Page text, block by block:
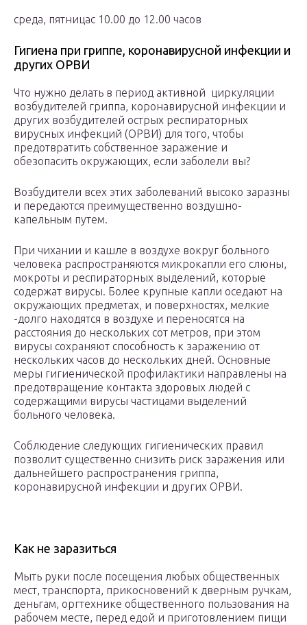
среда, пятницас 10.00 до 12.00 часов
Гигиена при гриппе, коронавирусной инфекции и
других ОРВИ
Что нужно делать в период активной циркуляции
возбудителей гриппа, коронавирусной инфекции и
других возбудителей острых респираторных
вирусных инфекций (ОРВИ) для того, чтобы
предотвратить собственное заражение и
обезопасить окружающих, если заболели вы?
Возбудители всех этих заболеваний высоко заразны
и передаются преимущественно воздушно-
капельным путем.
При чихании и кашле в воздухе вокруг больного
человека распространяются микрокапли его слюны,
мокроты и респираторных выделений, которые
содержат вирусы. Более крупные капли оседают на
окружающих предметах, и поверхностях, мелкие
-долго находятся в воздухе и переносятся на
расстояния до нескольких сот метров, при этом
вирусы сохраняют способность к заражению от
нескольких часов до нескольких дней. Основные
меры гигиенической профилактики направлены на
предотвращение контакта здоровых людей с
содержащими вирусы частицами выделений
больного человека.
Соблюдение следующих гигиенических правил
позволит существенно снизить риск заражения или
дальнейшего распространения гриппа,
коронавирусной инфекции и других ОРВИ.
Как не заразиться
Мыть руки после посещения любых общественных
мест, транспорта, прикосновений к дверным ручкам,
деньгам, оргтехнике общественного пользования на
рабочем месте, перед едой и приготовлением пищи